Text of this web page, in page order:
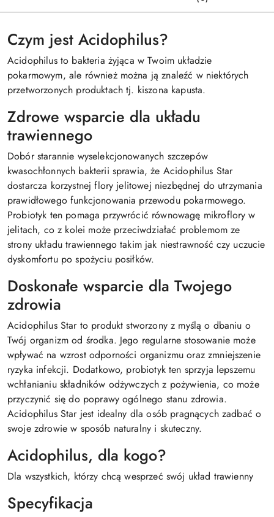
Czym jest Acidophilus?
Acidophilus to bakteria żyjąca w Twoim układzie
pokarmowym, ale również można ją znaleźć w niektórych
przetworzonych produktach tj. kiszona kapusta.
Zdrowe wsparcie dla układu
trawiennego
Dobór starannie wyselekcjonowanych szczepów
kwasochłonnych bakterii sprawia, że Acidophilus Star
dostarcza korzystnej flory jelitowej niezbędnej do utrzymania
prawidłowego funkcjonowania przewodu pokarmowego.
Probiotyk ten pomaga przywrócić równowagę mikroflory w
jelitach, co z kolei może przeciwdziałać problemom ze
strony układu trawiennego takim jak niestrawność czy uczucie
dyskomfortu po spożyciu posiłków.
Doskonałe wsparcie dla Twojego
zdrowia
Acidophilus Star to produkt stworzony z myślą o dbaniu o
Twój organizm od środka. Jego regularne stosowanie może
wpływać na wzrost odporności organizmu oraz zmniejszenie
ryzyka infekcji. Dodatkowo, probiotyk ten sprzyja lepszemu
wchłanianiu składników odżywczych z pożywienia, co może
przyczynić się do poprawy ogólnego stanu zdrowia.
Acidophilus Star jest idealny dla osób pragnących zadbać o
swoje zdrowie w sposób naturalny i skuteczny.
Acidophilus, dla kogo?
Dla wszystkich, którzy chcą wesprzeć swój układ trawienny
Specyfikacja